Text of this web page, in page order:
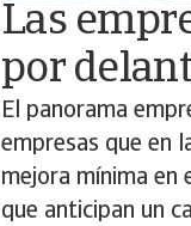
Las
por
El panorama
empresas que en
mejora mínima en
que anticipan un